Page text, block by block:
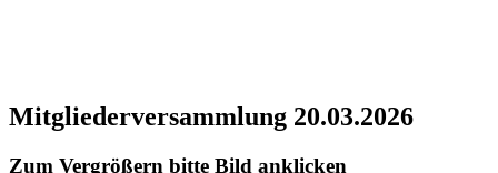
Mitgliederversammlung 20.03.2026
Zum Vergrößern bitte Bild anklicken